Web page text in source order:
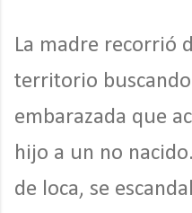
La madre recorrió
territorio
embarazada que
hijo a un no
de loca, se